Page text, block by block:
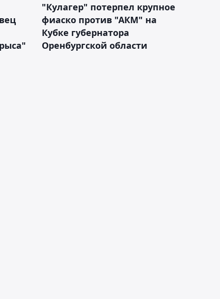
"Кулагер" потерпел крупное
фиаско против "АКМ" на
Кубке губернатора
Оренбургской области